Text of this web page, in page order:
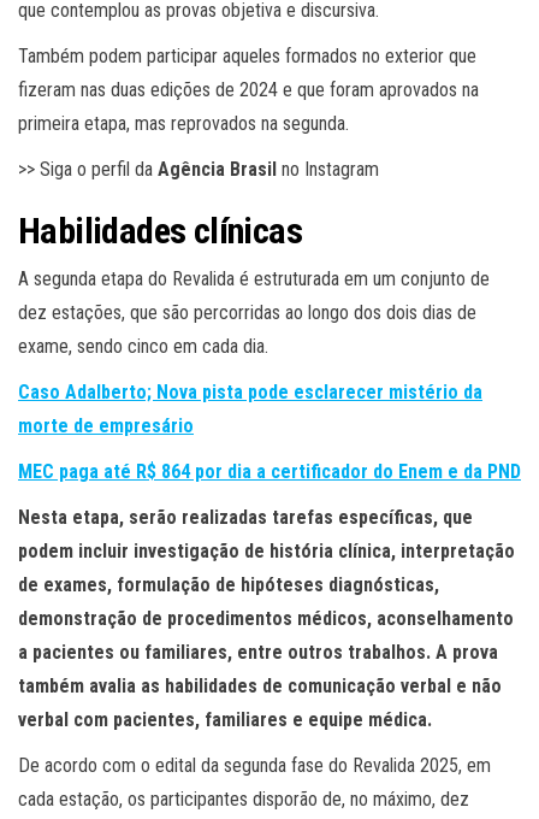
que contemplou as provas objetiva e discursiva.
Também podem participar aqueles formados no exterior que
fizeram nas duas edições de 2024 e que foram aprovados na
primeira etapa, mas reprovados na segunda.
>> Siga o perfil da Agência Brasil no Instagram
Habilidades clínicas
A segunda etapa do Revalida é estruturada em um conjunto de
dez estações, que são percorridas ao longo dos dois dias de
exame, sendo cinco em cada dia.
Caso Adalberto; Nova pista pode esclarecer mistério da
morte de empresário
MEC paga até R$ 864 por dia a certificador do Enem e da PND
Nesta etapa, serão realizadas tarefas específicas, que
podem incluir investigação de história clínica, interpretação
de exames, formulação de hipóteses diagnósticas,
demonstração de procedimentos médicos, aconselhamento
a pacientes ou familiares, entre outros trabalhos. A prova
também avalia as habilidades de comunicação verbal e não
verbal com pacientes, familiares e equipe médica.
De acordo com o edital da segunda fase do Revalida 2025, em
cada estação, os participantes disporão de, no máximo, dez